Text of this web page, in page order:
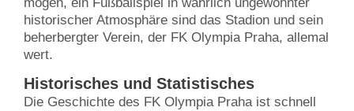
historischer Atmosphäre sind das Stadion und sein
beherbergter Verein, der FK Olympia Praha, allemal
wert.
Historisches und Statistisches
Die Geschichte des FK Olympia Praha ist schnell